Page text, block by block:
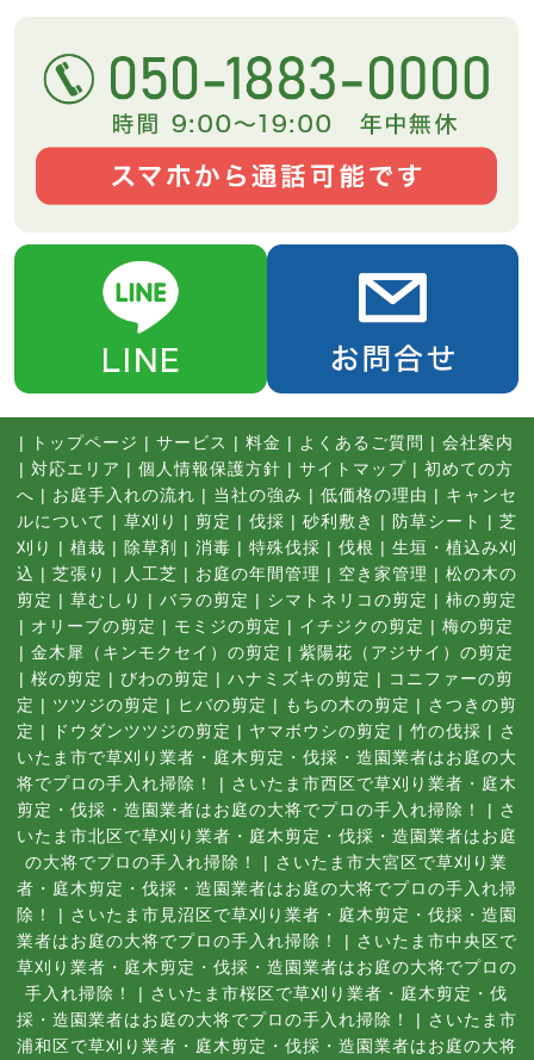
| トップページ | サービス | 料金 | よくあるご質問 | 会社案内
| 対応エリア | 個人情報保護方針 | サイトマップ | 初めての方
へ | お庭手入れの流れ | 当社の強み | 低価格の理由 | キャンセ
ルについて | 草刈り | 剪定 | 伐採 | 砂利敷き | 防草シート | 芝
刈り
| 植栽 | 除草剤 | 消毒 | 特殊伐採 | 伐根 | 生垣・植込み刈
込 | 芝張り | 人工芝 | お庭の年間管理 | 空き家管理 | 松の木の
剪定 | 草むしり | バラの剪定 | シマトネリコの剪定 | 柿の剪定
| オリーブの剪定 | モミジの剪定 | イチジクの剪定 | 梅の剪定
| 金木犀（キンモクセイ）の剪定 | 紫陽花（アジサイ）の剪定
| 桜の剪定 | びわの剪定 | ハナミズキの剪定 | コニファーの剪
定 | ツツジの剪定 | ヒバの剪定 | もちの木の剪定 | さつきの剪
定 | ドウダンツツジの剪定 | ヤマボウシの剪定 | 竹の伐採 | さ
いたま市で草刈り業者・庭木剪定・伐採・造園業者はお庭の大
将でプロの手入れ掃除！
| さいたま市西区で草刈り業者・庭木
剪定・伐採・造園業者はお庭の大将でプロの手入れ掃除！
| さ
いたま市北区で草刈り業者・庭木剪定・伐採・造園業者はお庭
の大将でプロの手入れ掃除！
| さいたま市大宮区で草刈り業
者・庭木剪定・伐採・造園業者はお庭の大将でプロの手入れ掃
除！
| さいたま市見沼区で草刈り業者・庭木剪定・伐採・造園
業者はお庭の大将でプロの手入れ掃除！
| さいたま市中央区で
草刈り業者・庭木剪定・伐採・造園業者はお庭の大将でプロの
手入れ掃除！
| さいたま市桜区で草刈り業者・庭木剪定・伐
採・造園業者はお庭の大将でプロの手入れ掃除！
| さいたま市
浦和区で草刈り業者・庭木剪定・伐採・造園業者はお庭の大将